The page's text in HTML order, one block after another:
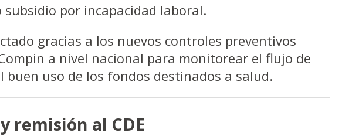
subsidio por incapacidad laboral.
gracias a los nuevos controles preventivos
a nivel nacional para monitorear el flujo de
buen uso de los fondos destinados a salud.
remisión al CDE